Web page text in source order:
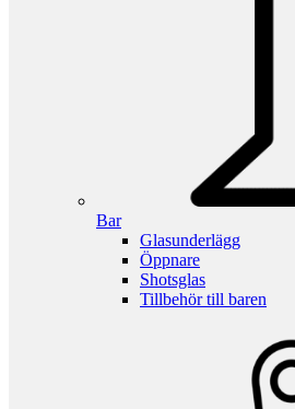
Bar
Glasunderlägg
Öppnare
Shotsglas
Tillbehör till baren